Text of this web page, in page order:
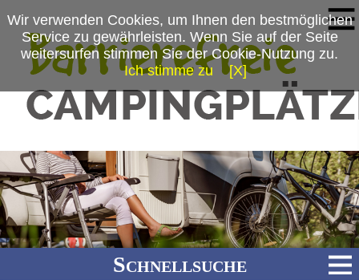
Schnellsuche
Wir verwenden Cookies, um Ihnen den bestmöglichen
Service zu gewährleisten. Wenn Sie auf der Seite
weitersurfen stimmen Sie der Cookie-Nutzung zu.
Ich stimme zu
[X]